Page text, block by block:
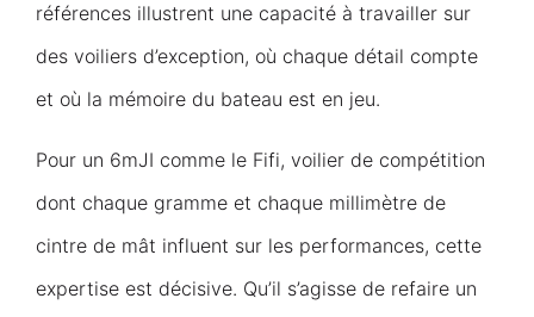
références illustrent une capacité à travailler sur
des voiliers d’exception, où chaque détail compte
et où la mémoire du bateau est en jeu.
Pour un 6mJI comme le Fifi, voilier de compétition
dont chaque gramme et chaque millimètre de
cintre de mât influent sur les performances, cette
expertise est décisive. Qu’il s’agisse de refaire un